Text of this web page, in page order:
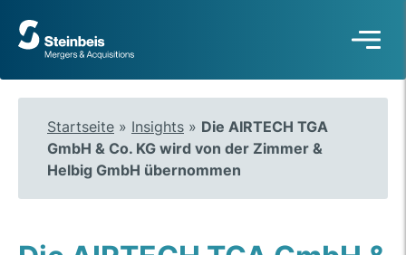
Zur
Startseite
Startseite » Insights » Die AIRTECH TGA
GmbH & Co. KG wird von der Zimmer &
Helbig GmbH übernommen